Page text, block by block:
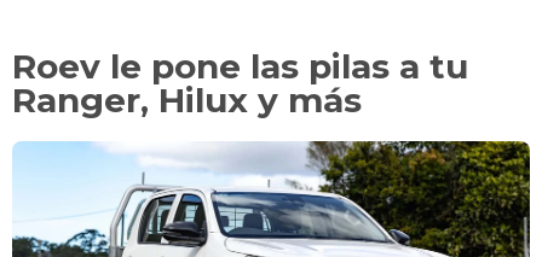
Roev le pone las pilas a tu
Ranger, Hilux y más